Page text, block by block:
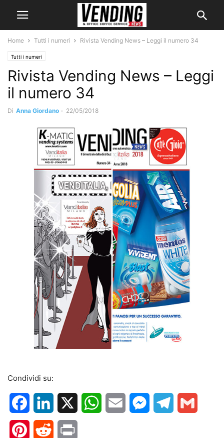
Home Tutti i numeri Rivista Vending News – Leggi il numero 34
Tutti i numeri
Rivista Vending News – Leggi
il numero 34
Di Anna Giordano - 22/05/2018
Condividi su:
FacebookLinkedIn WhatsApp
Email MessengerTelegram
PinterestReddit